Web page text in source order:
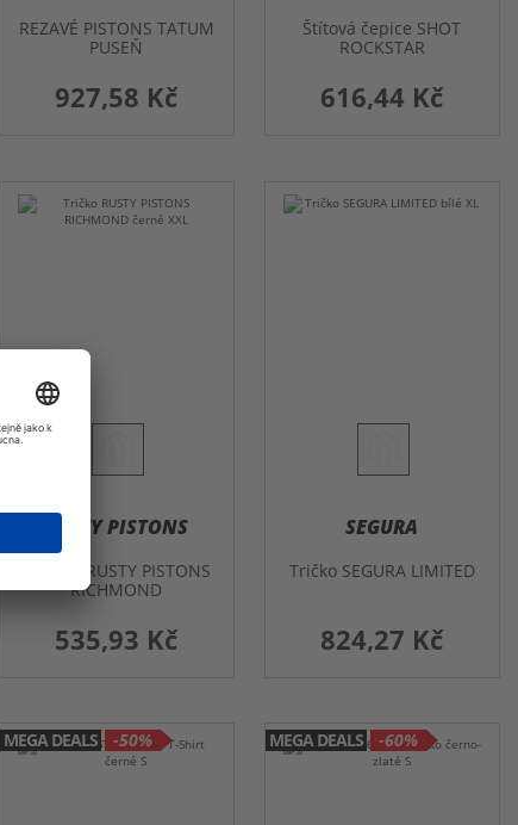
REZAVÉ PISTONS TATUM
PUSEŇ
927,58 Kč
Štítová čepice SHOT
ROCKSTAR
616,44 Kč
RUSTY PISTONS
TRIČKO RUSTY PISTONS
RICHMOND
535,93 Kč
SEGURA
Tričko SEGURA LIMITED
824,27 Kč
MEGA DEALS -50% MEGA DEALS -60%